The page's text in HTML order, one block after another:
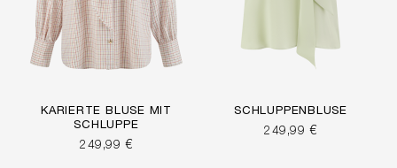
KARIERTE BLUSE MIT
SCHLUPPE
249,99 €
SCHLUPPENBLUSE
249,99 €